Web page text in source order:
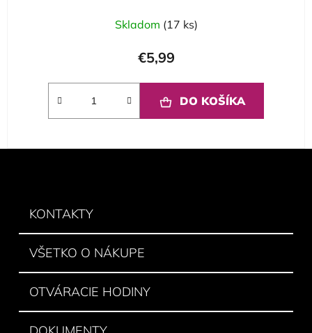
Skladom (17 ks)
€5,99
DO KOŠÍKA
KONTAKTY
VŠETKO O NÁKUPE
OTVÁRACIE HODINY